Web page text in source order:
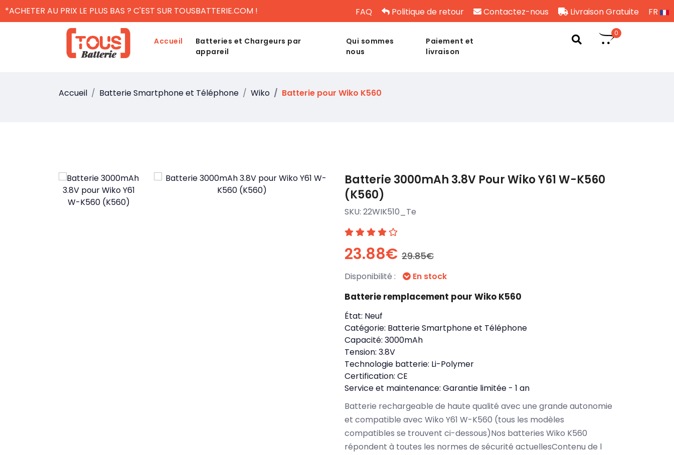
*ACHETER AU PRIX LE PLUS BAS ? C'EST SUR TOUSBATTERIE.COM ! FAQ Politique de retour Contactez-nous Livraison Gratuite FR
Accueil
Batteries et Chargeurs par
appareil
Qui sommes
nous
Paiement et
livraison
0
Accueil Batterie Smartphone et Téléphone Wiko Batterie pour Wiko K560
Batterie 3000mAh 3.8V Pour Wiko Y61 W-K560
(K560)
SKU: 22WIK510_Te
23.88€ 29.85€
Disponibilité : En stock
Batterie remplacement pour Wiko K560
État: Neuf
Catégorie: Batterie Smartphone et Téléphone
Capacité: 3000mAh
Tension: 3.8V
Technologie batterie: Li-Polymer
Certification: CE
Service et maintenance: Garantie limitée - 1 an
Batterie rechargeable de haute qualité avec une grande autonomie
et compatible avec Wiko Y61 W-K560 (tous les modèles
compatibles se trouvent ci-dessous)Nos batteries Wiko K560
répondent à toutes les normes de sécurité actuellesContenu de l